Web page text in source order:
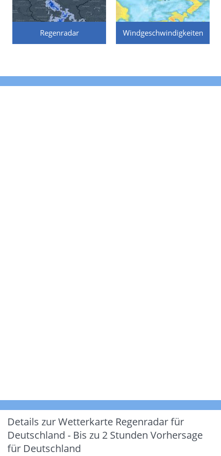
Regenradar Windgeschwindigkeiten
Details zur Wetterkarte Regenradar für
Deutschland - Bis zu 2 Stunden Vorhersage
für Deutschland